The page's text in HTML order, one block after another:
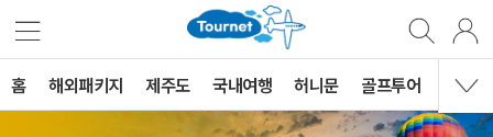
홈 해외패키지 제주도 국내여행 허니문 골프투어 MVG